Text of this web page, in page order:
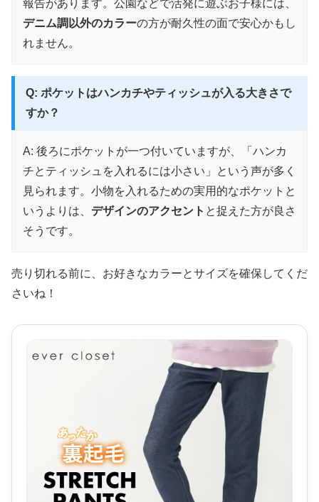
報告があります。公園などで活発に遊ぶお子様には、
デニム調以外のカラーの方が耐久性の面で安心かもし
れません。
Q: ポケットはハンカチやティッシュが入る大きさで
すか？
A: 後ろにポケットが一つ付いていますが、「ハンカ
チとティッシュを入れるには小さい」という声が多く
見られます。小物を入れるための実用的なポケットと
いうよりは、 デザインのアクセント と捉えた方が良さ
そうです。
売り切れる前に、お好きなカラーとサイズを確保してくだ
さいね！